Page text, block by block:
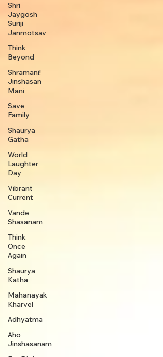
Shri
Jaygosh
Suriji
Janmotsav
Think
Beyond
Shramani!
Jinshasan
Mani
Save
Family
Shaurya
Gatha
World
Laughter
Day
Vibrant
Current
Vande
Shasanam
Think
Once
Again
Shaurya
Katha
Mahanayak
Kharvel
Adhyatma
Aho
Jinshasanam